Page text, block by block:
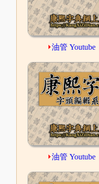
⏵油管 Youtube
⏵油管 Youtube